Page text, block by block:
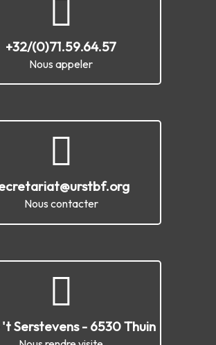
+32/(0)71.59.64.57
Nous appeler
Nous contacter
Serstevens - 6530 Thuin